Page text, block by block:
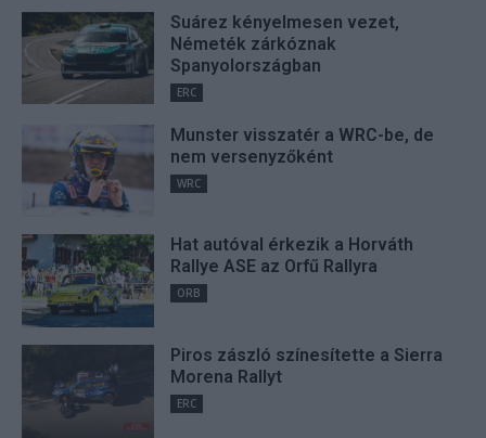
Suárez kényelmesen vezet,
Németék zárkóznak
Spanyolországban
ERC
Munster visszatér a WRC-be, de
nem versenyzőként
WRC
Hat autóval érkezik a Horváth
Rallye ASE az Orfű Rallyra
ORB
Piros zászló színesítette a Sierra
Morena Rallyt
ERC